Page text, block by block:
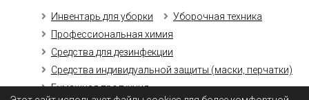
Инвентарь для уборки
Уборочная техника
Профессиональная химия
Средства для дезинфекции
Средства индивидуальной защиты (маски, перчатки)
Бумажная продукция